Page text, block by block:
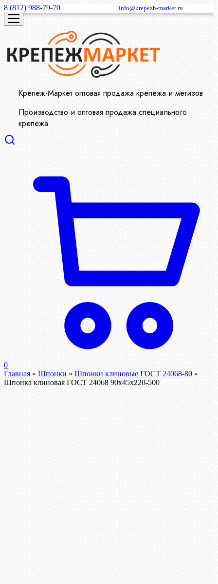
8 (812) 988-79-70 info@krepezh-market.ru
Крепеж-Маркет оптовая продажа крепежа и метизов
Производство и оптовая продажа специального
крепежа
0
Главная » Шпонки » Шпонки клиновые ГОСТ 24068-80 »
Шпонка клиновая ГОСТ 24068 90х45х220-500